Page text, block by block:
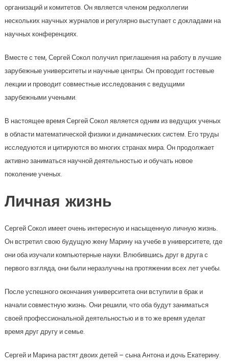
организаций и комитетов. Он является членом редколлегии
нескольких научных журналов и регулярно выступает с докладами на
научных конференциях.
Вместе с тем, Сергей Сокол получил приглашения на работу в лучшие
зарубежные университеты и научные центры. Он проводит гостевые
лекции и проводит совместные исследования с ведущими
зарубежными учеными.
В настоящее время Сергей Сокол является одним из ведущих ученых
в области математической физики и динамических систем. Его труды
исследуются и цитируются во многих странах мира. Он продолжает
активно заниматься научной деятельностью и обучать новое
поколение ученых.
Личная жизнь
Сергей Сокол имеет очень интересную и насыщенную личную жизнь.
Он встретил свою будущую жену Марину на учебе в университете, где
они оба изучали компьютерные науки. Влюбившись друг в друга с
первого взгляда, они были неразлучны на протяжении всех лет учебы.
После успешного окончания университета они вступили в брак и
начали совместную жизнь. Они решили, что оба будут заниматься
своей профессиональной деятельностью и в то же время уделат
время друг другу и семье.
Сергей и Марина растят двоих детей – сына Антона и дочь Екатерину.